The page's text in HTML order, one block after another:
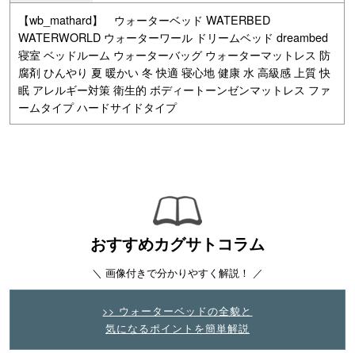
【wb_mathard】 ウォーターベッド WATERBED
WATERWORLD ウォーターワール ドリームベッド dreambed
寝室 ベッドルーム ウォーターバッグ ウォーターマットレス 防
腐剤 ひんやり 夏 暖かい 冬 快適 寝心地 健康 水 高級感 上質 快
眠 アレルギー対策 衛生的 ボディートーンゼンマットレス ファ
ームタイプ ハードサイドタイプ
おすすめカグサトコラム
＼ 画像付きで分かりやすく解説！ ／
>> ウォーターベッドの全貌と
気になるポイントを簡単解説